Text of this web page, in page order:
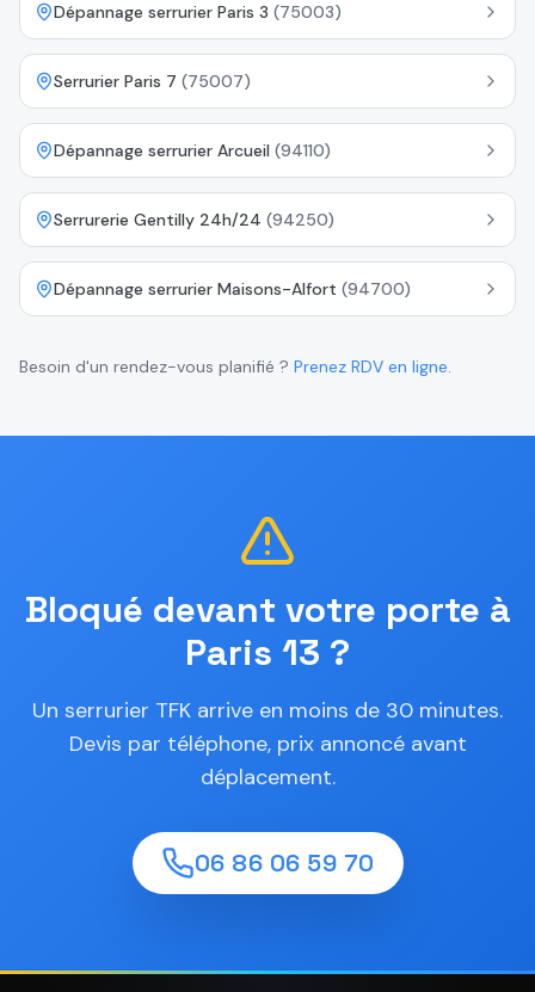
Dépannage serrurier Paris 3 (75003)
Serrurier Paris 7 (75007)
Dépannage serrurier Arcueil (94110)
Serrurerie Gentilly 24h/24 (94250)
Dépannage serrurier Maisons-Alfort (94700)
Besoin d'un rendez-vous planifié ? Prenez RDV en ligne.
Bloqué devant votre porte à
Paris 13 ?
Un serrurier TFK arrive en moins de 30 minutes.
Devis par téléphone, prix annoncé avant
déplacement.
06 86 06 59 70